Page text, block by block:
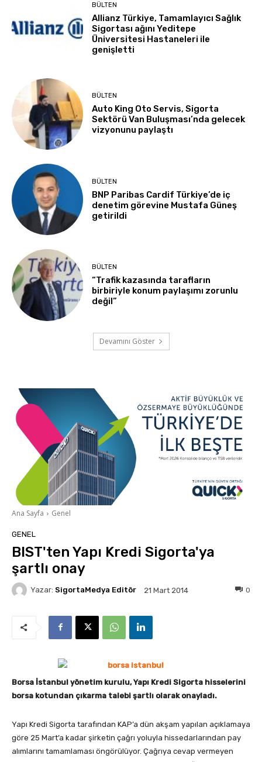
BÜLTEN
Allianz Türkiye, Tamamlayıcı Sağlık
Sigortası ağını Yeditepe
Üniversitesi Hastaneleri ile
genişletti
BÜLTEN
Auto King Oto Servis, Sigorta
Sektörü Van Buluşması’nda gelecek
vizyonunu paylaştı
BÜLTEN
BNP Paribas Cardif Türkiye’de iç
denetim görevine Mustafa Güneş
getirildi
BÜLTEN
“Trafik kazasında tarafların
birbiriyle konum paylaşımı zorunlu
değil”
Devamını Göster